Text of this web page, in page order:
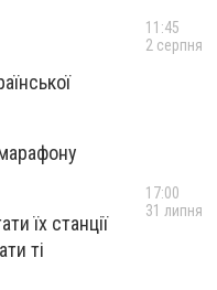
їх станції
ті
11:45
2 серпня
17:00
31 липня